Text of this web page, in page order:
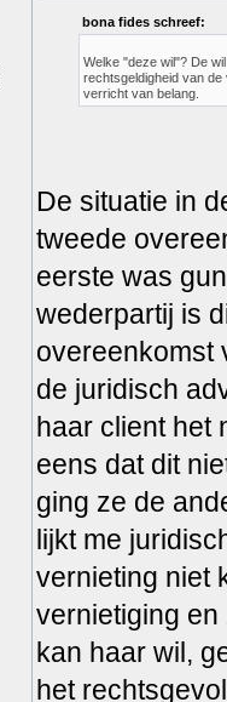
bona fides schreef:
Welke "deze wil"? De
rechtsgeldigheid van
verricht van belang.
De situatie in
tweede
eerste was
wederpartij is
overeenkomst
de juridisch
haar client het
eens dat dit
ging ze de
lijkt me
vernieting niet
vernietiging
kan haar wil,
het